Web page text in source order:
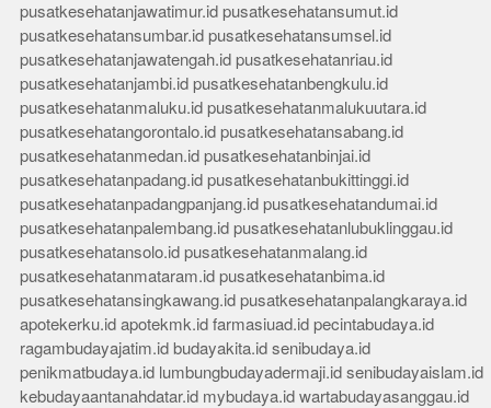
pusatkesehatanjawatimur.id pusatkesehatansumut.id
pusatkesehatansumbar.id pusatkesehatansumsel.id
pusatkesehatanjawatengah.id pusatkesehatanriau.id
pusatkesehatanjambi.id pusatkesehatanbengkulu.id
pusatkesehatanmaluku.id pusatkesehatanmalukuutara.id
pusatkesehatangorontalo.id pusatkesehatansabang.id
pusatkesehatanmedan.id pusatkesehatanbinjai.id
pusatkesehatanpadang.id pusatkesehatanbukittinggi.id
pusatkesehatanpadangpanjang.id pusatkesehatandumai.id
pusatkesehatanpalembang.id pusatkesehatanlubuklinggau.id
pusatkesehatansolo.id pusatkesehatanmalang.id
pusatkesehatanmataram.id pusatkesehatanbima.id
pusatkesehatansingkawang.id pusatkesehatanpalangkaraya.id
apotekerku.id apotekmk.id farmasiuad.id pecintabudaya.id
ragambudayajatim.id budayakita.id senibudaya.id
penikmatbudaya.id lumbungbudayadermaji.id senibudayaislam.id
kebudayaantanahdatar.id mybudaya.id wartabudayasanggau.id